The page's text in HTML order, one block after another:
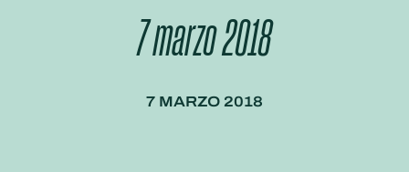
7 marzo 2018
7 MARZO 2018